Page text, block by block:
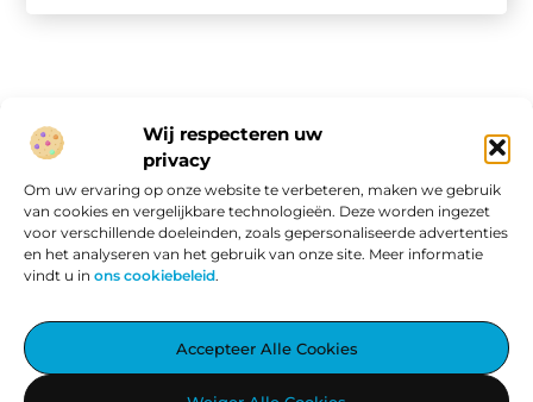
Wij respecteren uw
privacy
Om uw ervaring op onze website te verbeteren, maken we gebruik
van cookies en vergelijkbare technologieën. Deze worden ingezet
voor verschillende doeleinden, zoals gepersonaliseerde advertenties
en het analyseren van het gebruik van onze site. Meer informatie
vindt u in ons cookiebeleid.
Accepteer Alle Cookies
Aggiez.nl – Altijd Iets Interessants te Lezen.
Ontdek een wereld vol inspirerende blogs en artikelen, zorgvuldig
Onze informatie